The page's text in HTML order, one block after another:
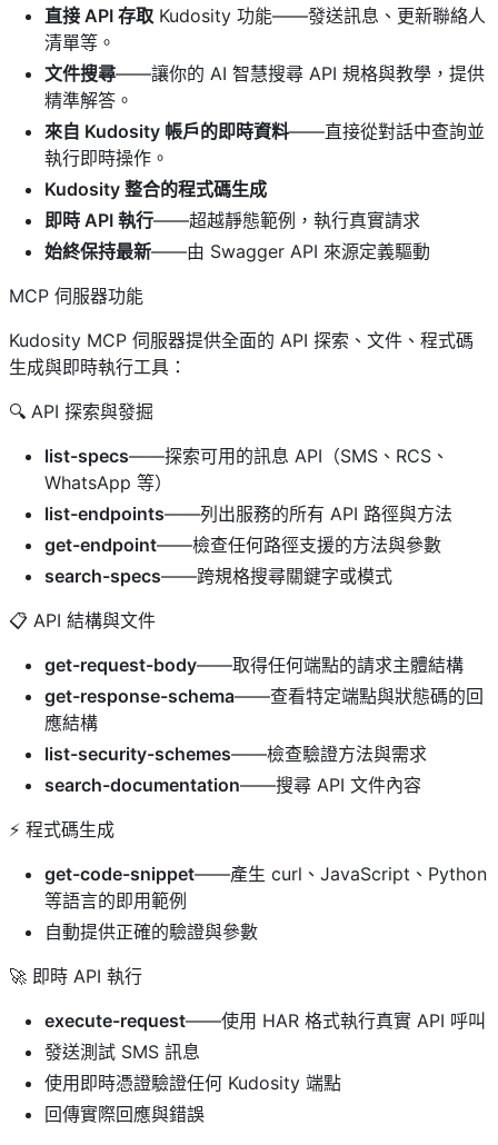
直接 API 存取 Kudosity 功能——發送訊息、更新聯絡人
清單等。
文件搜尋——讓你的 AI 智慧搜尋 API 規格與教學，提供
精準解答。
來自 Kudosity 帳戶的即時資料——直接從對話中查詢並
執行即時操作。
Kudosity 整合的程式碼生成
即時 API 執行——超越靜態範例，執行真實請求
始終保持最新——由 Swagger API 來源定義驅動
MCP 伺服器功能
Kudosity MCP 伺服器提供全面的 API 探索、文件、程式碼
生成與即時執行工具：
🔍 API 探索與發掘
list-specs——探索可用的訊息 API（SMS、RCS、
WhatsApp 等）
list-endpoints——列出服務的所有 API 路徑與方法
get-endpoint——檢查任何路徑支援的方法與參數
search-specs——跨規格搜尋關鍵字或模式
📋 API 結構與文件
get-request-body——取得任何端點的請求主體結構
get-response-schema——查看特定端點與狀態碼的回
應結構
list-security-schemes——檢查驗證方法與需求
search-documentation——搜尋 API 文件內容
⚡ 程式碼生成
get-code-snippet——產生 curl、JavaScript、Python
等語言的即用範例
自動提供正確的驗證與參數
🚀 即時 API 執行
execute-request——使用 HAR 格式執行真實 API 呼叫
發送測試 SMS 訊息
使用即時憑證驗證任何 Kudosity 端點
回傳實際回應與錯誤